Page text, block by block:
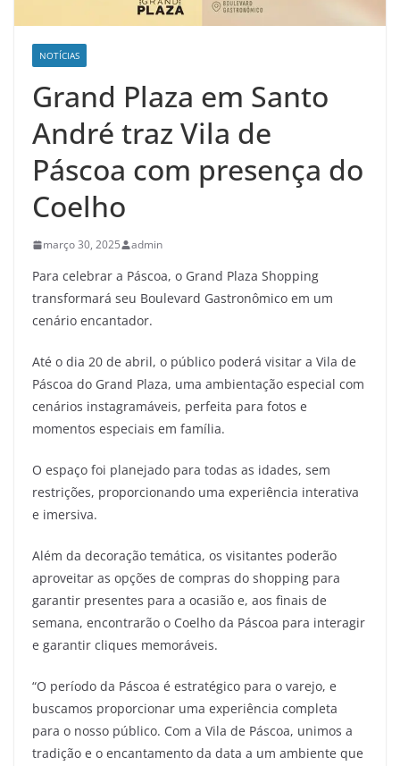
NOTÍCIAS
Grand Plaza em Santo
André traz Vila de
Páscoa com presença do
Coelho
março 30, 2025 admin
Para celebrar a Páscoa, o Grand Plaza Shopping
transformará seu Boulevard Gastronômico em um
cenário encantador.
Até o dia 20 de abril, o público poderá visitar a Vila de
Páscoa do Grand Plaza, uma ambientação especial com
cenários instagramáveis, perfeita para fotos e
momentos especiais em família.
O espaço foi planejado para todas as idades, sem
restrições, proporcionando uma experiência interativa
e imersiva.
Além da decoração temática, os visitantes poderão
aproveitar as opções de compras do shopping para
garantir presentes para a ocasião e, aos finais de
semana, encontrarão o Coelho da Páscoa para interagir
e garantir cliques memoráveis.
“O período da Páscoa é estratégico para o varejo, e
buscamos proporcionar uma experiência completa
para o nosso público. Com a Vila de Páscoa, unimos a
tradição e o encantamento da data a um ambiente que